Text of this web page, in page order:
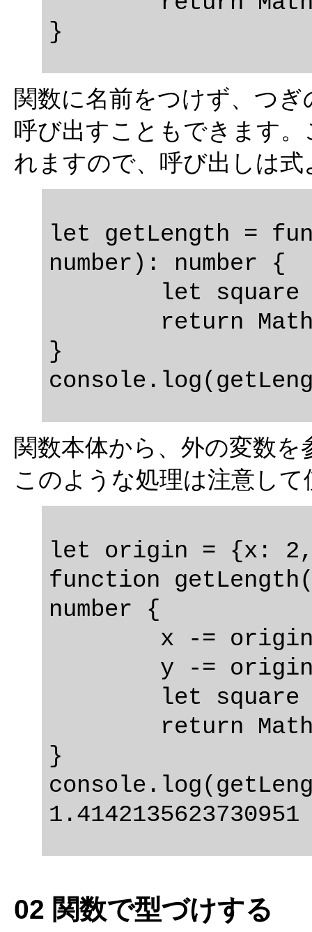
関数に名前をつけず、つ
呼び出すこともできます
れますので、呼び出しは
let getLength =
number): number {
}
関数本体から、外の変数
このような処理は注意し
let origin = {x:
function
number {
}
02 関数で型づけする